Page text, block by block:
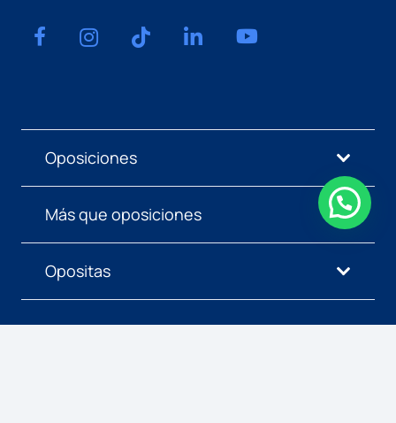
Oposiciones
Más que oposiciones
Opositas